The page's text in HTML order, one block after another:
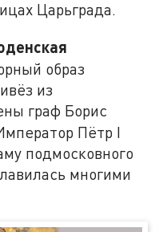
Царьграда.
образ
из
граф Борис
Пётр I
подмосковного
многими